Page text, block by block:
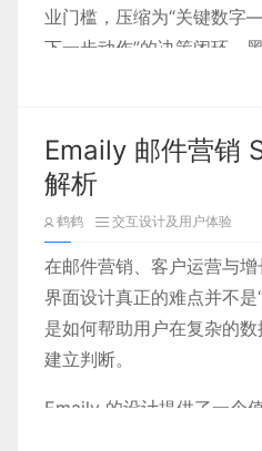
业门槛，压缩为“关键数
下一步动作”的决策闭环。
的金融语义，高饱和荧光
规则。
但这套方案真正值得产品团
格本身，而是它如何在有
Emaily 邮件营销
解析
鹤鹤 交互设计及用户体验
在邮件营销、客户运营与增
界面设计真正的难点并不是
是如何帮助用户在复杂的
建立判断。
Emaily 的设计提供了一个
件发送、打开率、点击率